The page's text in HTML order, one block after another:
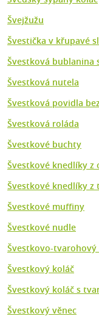
Švejžužu
Švestička v křupavé
Švestková bublanina
Švestková nutela
Švestková povidla
Švestková roláda
Švestkové buchty
Švestkové knedlíky z
Švestkové knedlíky
Švestkové muffiny
Švestkové nudle
Švestkovo-
Švestkový koláč
Švestkový koláč s
Švestkový věnec